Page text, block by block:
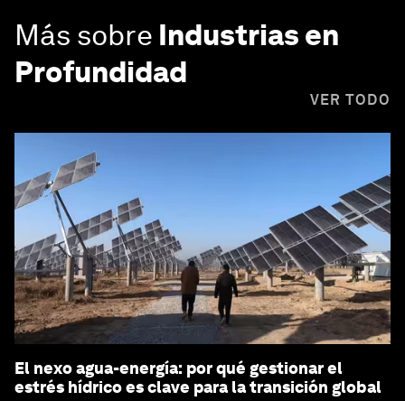
Más sobre Industrias en
Profundidad
VER TODO
El nexo agua-energía: por qué gestionar el
estrés hídrico es clave para la transición global